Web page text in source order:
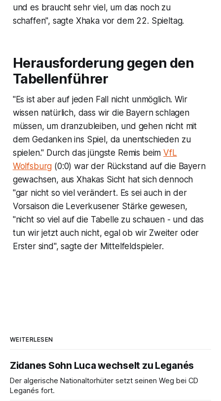
und es braucht sehr viel, um das noch zu
schaffen", sagte Xhaka vor dem 22. Spieltag.
Herausforderung gegen den
Tabellenführer
"Es ist aber auf jeden Fall nicht unmöglich. Wir
wissen natürlich, dass wir die Bayern schlagen
müssen, um dranzubleiben, und gehen nicht mit
dem Gedanken ins Spiel, da unentschieden zu
spielen." Durch das jüngste Remis beimVfL
Wolfsburg (0:0) war der Rückstand auf die Bayern
gewachsen, aus Xhakas Sicht hat sich dennoch
"gar nicht so viel verändert. Es sei auch in der
Vorsaison die Leverkusener Stärke gewesen,
"nicht so viel auf die Tabelle zu schauen - und das
tun wir jetzt auch nicht, egal ob wir Zweiter oder
Erster sind", sagte der Mittelfeldspieler.
WEITERLESEN
Zidanes Sohn Luca wechselt zu Leganés
Der algerische Nationaltorhüter setzt seinen Weg bei CD
Leganés fort.